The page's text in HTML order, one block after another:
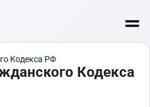
Кодекса